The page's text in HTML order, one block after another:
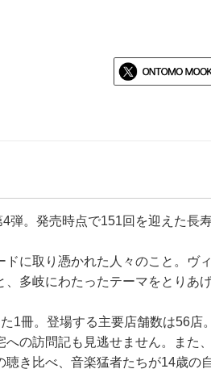
弾。発売時点で151回を迎えた長
に取り憑かれた人々のこと。ヴ
多岐にわたったテーマをとりあ
1冊。登場する主要店舗数は56店
の訪問記も見逃せません。また
き比べ、音楽猛者たちが14歳の